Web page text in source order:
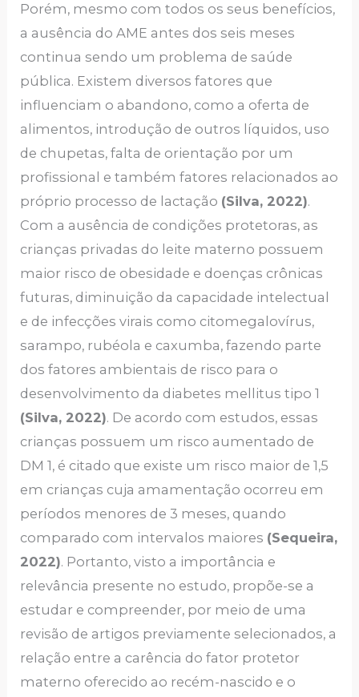
Porém, mesmo com todos os seus benefícios,
a ausência do AME antes dos seis meses
continua sendo um problema de saúde
pública. Existem diversos fatores que
influenciam o abandono, como a oferta de
alimentos, introdução de outros líquidos, uso
de chupetas, falta de orientação por um
profissional e também fatores relacionados ao
próprio processo de lactação (Silva, 2022).
Com a ausência de condições protetoras, as
crianças privadas do leite materno possuem
maior risco de obesidade e doenças crônicas
futuras, diminuição da capacidade intelectual
e de infecções virais como citomegalovírus,
sarampo, rubéola e caxumba, fazendo parte
dos fatores ambientais de risco para o
desenvolvimento da diabetes mellitus tipo 1
(Silva, 2022). De acordo com estudos, essas
crianças possuem um risco aumentado de
DM 1, é citado que existe um risco maior de 1,5
em crianças cuja amamentação ocorreu em
períodos menores de 3 meses, quando
comparado com intervalos maiores (Sequeira,
2022). Portanto, visto a importância e
relevância presente no estudo, propõe-se a
estudar e compreender, por meio de uma
revisão de artigos previamente selecionados, a
relação entre a carência do fator protetor
materno oferecido ao recém-nascido e o